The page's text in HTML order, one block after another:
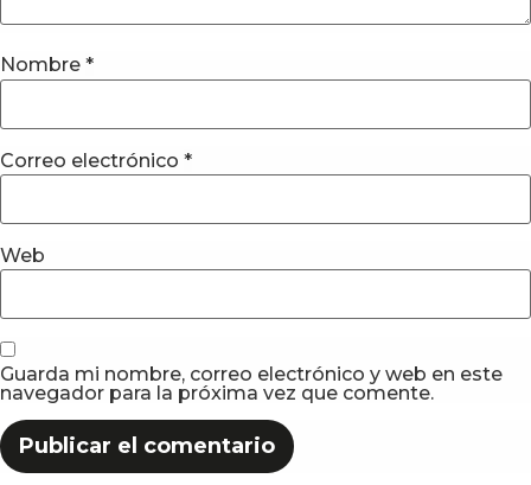
Nombre *
Correo electrónico *
Web
Guarda mi nombre, correo electrónico y web en este
navegador para la próxima vez que comente.